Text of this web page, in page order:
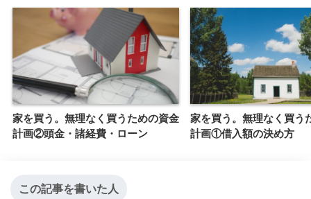
家を買う。無理なく買うための資金
計画②頭金・諸経費・ローン
家を買う。無理なく買う
計画①借入額の決め方
この記事を書いた人